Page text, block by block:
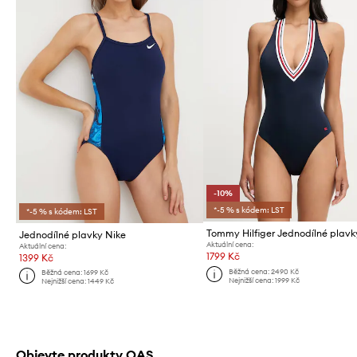
*-5 % s kódem: LST
Jednodílné plavky Nike
Aktuální cena:
1399 Kč
Běžná cena:1699 Kč
Nejnižší cena:1449 Kč
-10%
*-5 % s kódem: LST
Aktuální cena:
1799 Kč
Běžná cena: 2490 Kč
Nejnižší cena: 1999 Kč